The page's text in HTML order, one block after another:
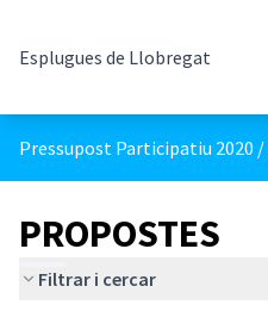
Esplugues de Llobregat
Pressupost Participatiu 2020 /
PROPOSTES
Filtrar i cercar